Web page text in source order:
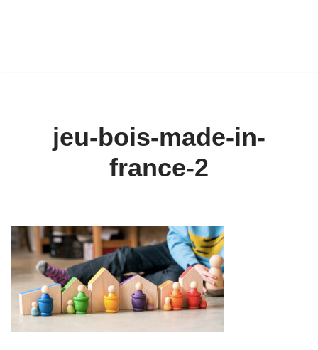
jeu-bois-made-in-
france-2